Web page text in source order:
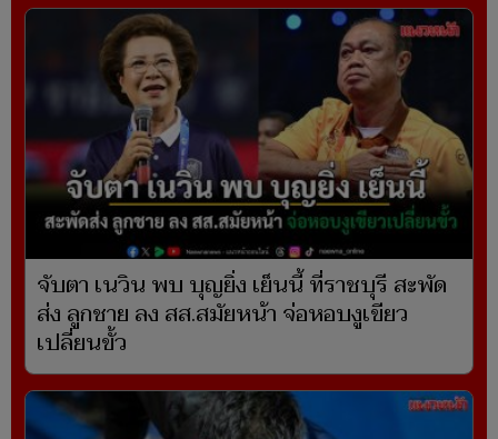
จับตา เนวิน พบ บุญยิ่ง เย็นนี้ ที่ราชบุรี สะพัด
ส่ง ลูกชาย ลง สส.สมัยหน้า จ่อหอบงูเขียว
เปลี่ยนขั้ว